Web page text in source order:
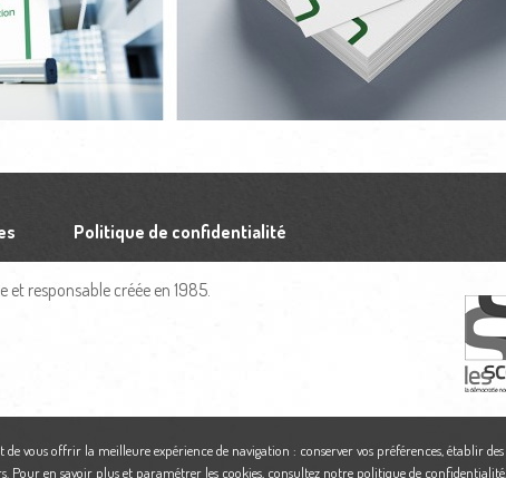
Politique de confidentialité
et responsable créée en 1985.
vous offrir la meilleure expérience de navigation : conserver vos préférences, établir des
Pour en savoir plus et paramétrer les cookies, consultez notre politique de confidentialité